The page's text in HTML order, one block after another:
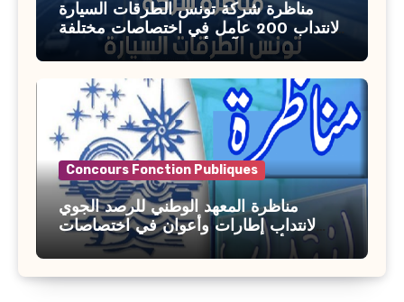
مناظرة شركة تونس الطرقات السيارة
لانتداب 200 عامل في اختصاصات مختلفة
آخر أجل : 21 جويلية 2026
Concours Fonction Publiques
مناظرة المعهد الوطني للرصد الجوي
لانتداب إطارات وأعوان في اختصاصات
مختلفة : أخر اجل للترشح 27 جويلية 2026